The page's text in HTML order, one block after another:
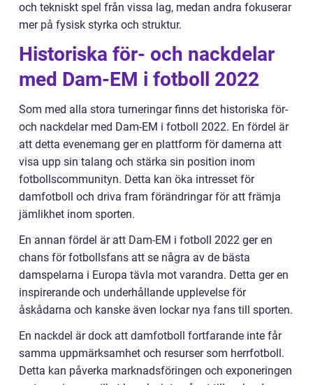
och tekniskt spel från vissa lag, medan andra fokuserar
mer på fysisk styrka och struktur.
Historiska för- och nackdelar
med Dam-EM i fotboll 2022
Som med alla stora turneringar finns det historiska för-
och nackdelar med Dam-EM i fotboll 2022. En fördel är
att detta evenemang ger en plattform för damerna att
visa upp sin talang och stärka sin position inom
fotbollscommunityn. Detta kan öka intresset för
damfotboll och driva fram förändringar för att främja
jämlikhet inom sporten.
En annan fördel är att Dam-EM i fotboll 2022 ger en
chans för fotbollsfans att se några av de bästa
damspelarna i Europa tävla mot varandra. Detta ger en
inspirerande och underhållande upplevelse för
åskådarna och kanske även lockar nya fans till sporten.
En nackdel är dock att damfotboll fortfarande inte får
samma uppmärksamhet och resurser som herrfotboll.
Detta kan påverka marknadsföringen och exponeringen